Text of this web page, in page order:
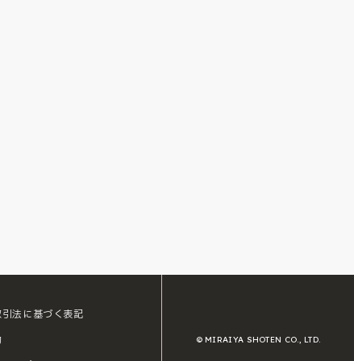
法に基づく表記
© MIRAIYA SHOTEN CO., LTD.